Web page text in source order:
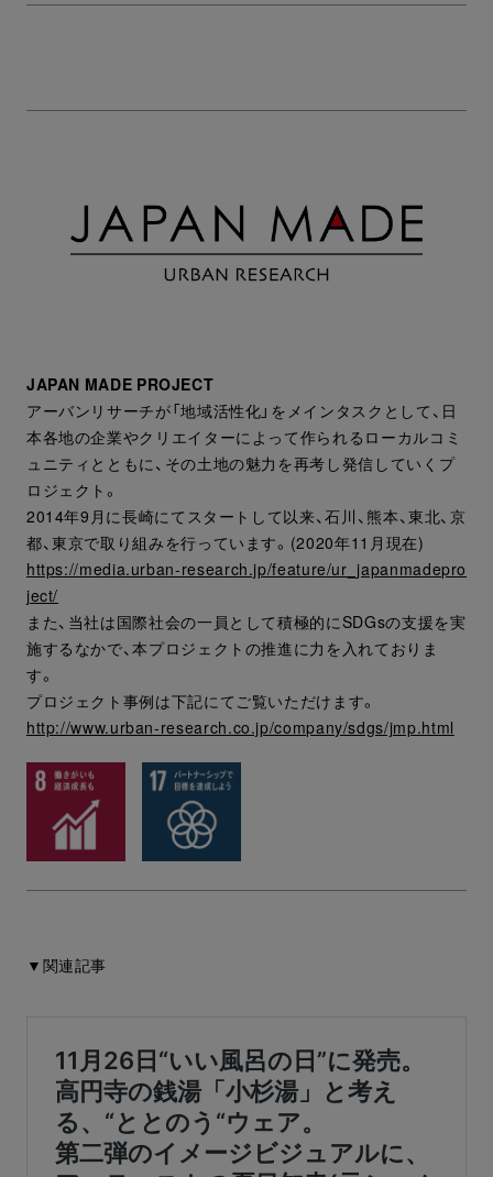
JAPAN MADE PROJECT
アーバンリサーチが「地域活性化」をメインタスクとして、日
本各地の企業やクリエイターによって作られるローカルコミ
ュニティとともに、その土地の魅力を再考し発信していくプ
ロジェクト。
2014年9月に長崎にてスタートして以来、石川、熊本、東北、京
都、東京で取り組みを行っています。(2020年11月現在)
https://media.urban-research.jp/feature/ur_japanmadepro
ject/
また、当社は国際社会の一員として積極的にSDGsの支援を実
施するなかで、本プロジェクトの推進に力を入れておりま
す。
プロジェクト事例は下記にてご覧いただけます。
http://www.urban-research.co.jp/company/sdgs/jmp.html
▼関連記事